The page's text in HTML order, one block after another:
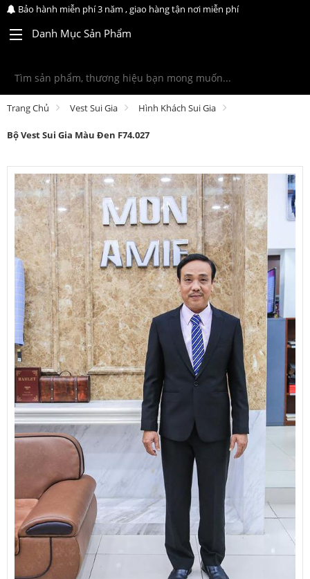
Bảo hành miễn phí 3 năm , giao hàng tận nơi miễn phí
Danh Mục Sản Phẩm
Trang Chủ Vest Sui Gia Hình Khách Sui Gia
Bộ Vest Sui Gia Màu Đen F74.027